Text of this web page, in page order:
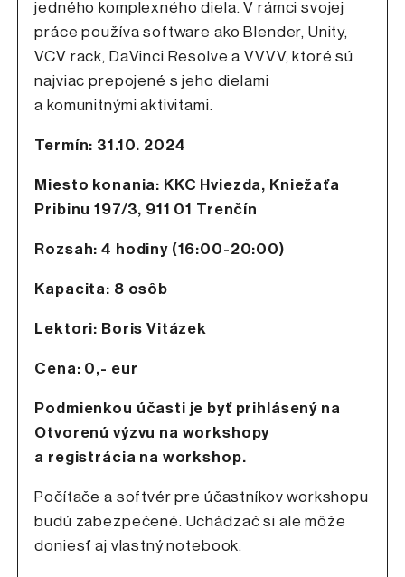
jedného komplexného diela. V rámci svojej
práce používa software ako Blender, Unity,
VCV rack, DaVinci Resolve a VVVV, ktoré sú
najviac prepojené s jeho dielami
a komunitnými aktivitami.
Termín: 31.10. 2024
Miesto konania: KKC Hviezda, Kniežaťa
Pribinu 197/3, 911 01 Trenčín
Rozsah: 4 hodiny (16:00-20:00)
Kapacita: 8 osôb
Lektori: Boris Vitázek
Cena: 0,- eur
Podmienkou účasti je byť prihlásený na
Otvorenú výzvu na workshopy
a registrácia na workshop.
Počítače a softvér pre účastníkov workshopu
budú zabezpečené. Uchádzač si ale môže
doniesť aj vlastný notebook.